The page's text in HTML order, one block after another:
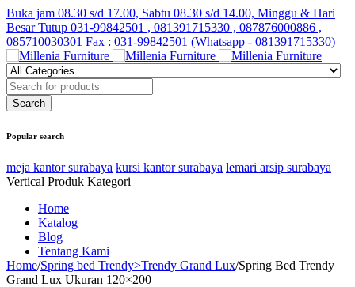
Buka jam 08.30 s/d 17.00, Sabtu 08.30 s/d 14.00, Minggu & Hari
Besar Tutup 031-99842501 , 081391715330 , 087876000886 ,
085710030301 Fax : 031-99842501 (Whatsapp - 081391715330)
Popular search
meja kantor surabaya kursi kantor surabaya lemari arsip surabaya
Vertical Produk Kategori
Home
Katalog
Blog
Tentang Kami
Home/Spring bed Trendy>Trendy Grand Lux/Spring Bed Trendy
Grand Lux Ukuran 120×200